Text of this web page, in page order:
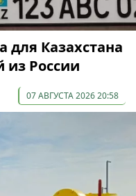
для Казахстана
из России
07 АВГУСТА 2026 20:58